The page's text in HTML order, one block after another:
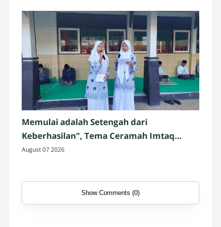
Memulai adalah Setengah dari
Keberhasilan", Tema Ceramah Imtaq
Jumat oleh Siswa Kelas IX.3
August 07 2026
Show Comments (0)